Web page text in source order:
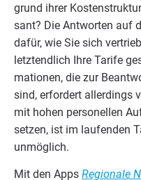
grund ihrer
sant? Die Ant­wor­ten auf
dafür, wie Sie sich
letzt­end­lich Ihre Tari­fe
ma­tio­nen, die zur
sind, erfor­dert aller­dings
mit hohen per­so­nel­len
set­zen, ist im lau­fen­den
unmöglich.
Mit den Apps Regio­na­le